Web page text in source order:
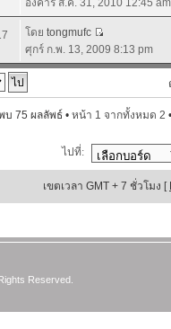
อังคาร ส.ค. 31, 2010 12:45 am
โดย tongmufc
ศุกร์ ก.พ. 13, 2009 8:13 pm
บ 75 ผลลัพธ์ • หน้า 1 จากทั้งหมด 2
ไปที่:
เขตเวลา GMT + 7 ชั่วโมง [
Reserved.